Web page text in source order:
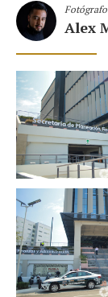
Fotógrafo
Alex